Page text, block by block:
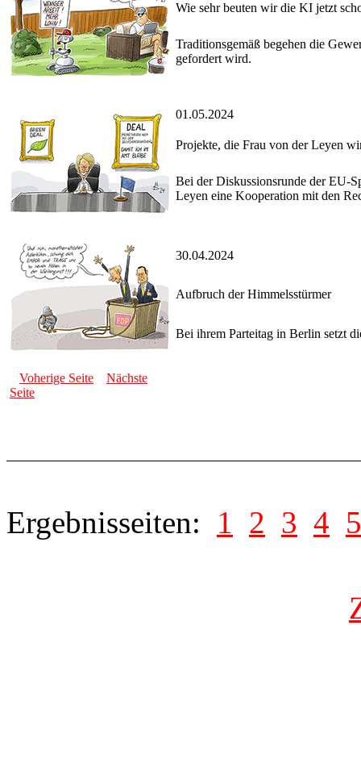
Wie sehr beuten wir die KI jetzt
Traditionsgemäß begehen die
gefordert wird.
01.05.2024
Projekte, die Frau von der Leyen
Bei der Diskussionsrunde der EU-
Leyen eine Kooperation mit den
30.04.2024
Aufbruch der Himmelsstürmer
Bei ihrem Parteitag in Berlin setzt
Voherige Seite
Nächste
Seite
Ergebnisseiten: 1 2 3 4 5